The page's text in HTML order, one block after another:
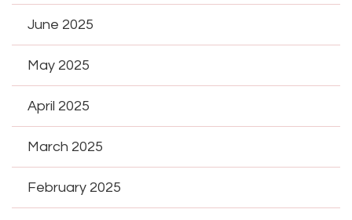
June 2025
May 2025
April 2025
March 2025
February 2025